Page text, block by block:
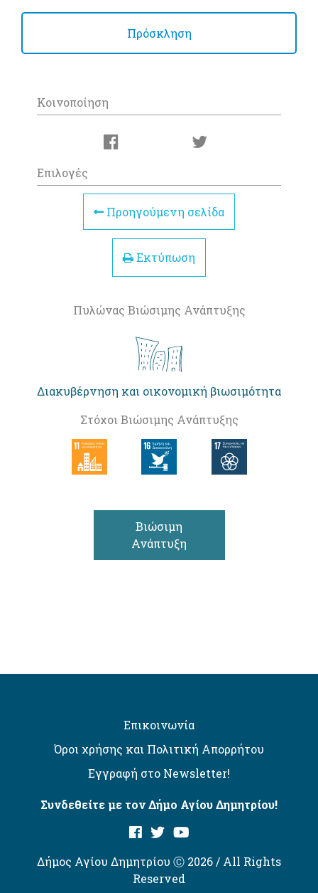
Πρόσκληση
Κοινοποίηση
Επιλογές
Προηγούμενη σελίδα
Εκτύπωση
Πυλώνας Βιώσιμης Ανάπτυξης
Διακυβέρνηση και οικονομική βιωσιμότητα
Στόχοι Βιώσιμης Ανάπτυξης
Βιώσιμη
Ανάπτυξη
Επικοινωνία
Όροι χρήσης και Πολιτική Απορρήτου
Εγγραφή στο Newsletter!
Συνδεθείτε με τον Δήμο Αγίου Δημητρίου!
Δήμος Αγίου Δημητρίου Ⓒ 2026 / All Rights
Reserved